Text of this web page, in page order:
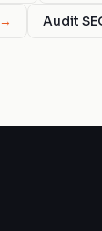
→ Audit